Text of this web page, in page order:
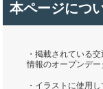
本ページにつ
・掲載されている
情報のオープンデー
・イラストに使用